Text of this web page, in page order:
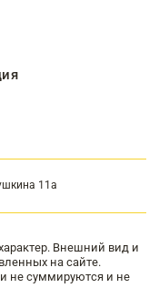
11а
Внешний вид и
на сайте.
не суммируются и не